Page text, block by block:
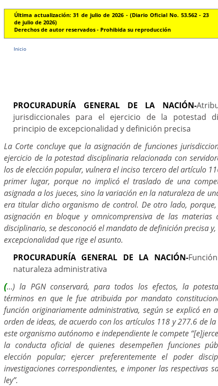
Última actualización: 31 de julio de 2026 - (Diario Oficial No. 53.562 - 23
de julio de 2026)
Derechos de autor reservados - Prohibida su reproducción
Inicio
PROCURADURÍA GENERAL DE LA NACIÓN-
jurisdiccionales para el ejercicio de la potestad
principio de excepcionalidad y definición precisa
La Corte concluye que la asignación de funciones
ejercicio de la potestad disciplinaria relacionada con
los de elección popular, vulnera el inciso tercero del artículo
primer lugar, porque no implicó el traslado de una
asignada a los jueces, sino la variación en la naturaleza de
era titular dicho organismo de control. De otro lado,
asignación en bloque y omnicomprensiva de las materias
disciplinario, se desconoció el mandato de definición precisa
excepcionalidad que rige el asunto.
PROCURADURÍA GENERAL DE LA NACIÓN-
naturaleza administrativa
(…) la PGN conservará, para todos los efectos, la
términos en que le fue atribuida por mandato
función originariamente administrativa, según se explicó en
orden de ideas, de acuerdo con los artículos 118 y 277.6 de
este organismo autónomo e independiente le compete
la conducta oficial de quienes desempeñen funciones
elección popular; ejercer preferentemente el poder
investigaciones correspondientes, e imponer las respectivas
ley”.